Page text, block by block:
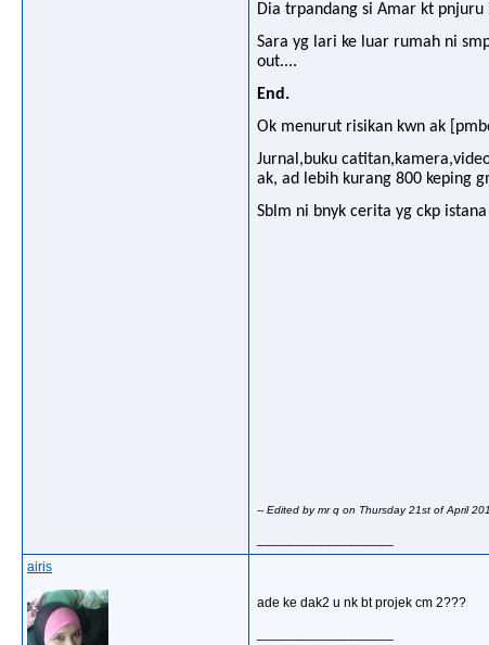
Dia trpandang si Amar kt
Sara yg lari ke luar rumah ni
out....
End.
Ok menurut risikan kwn ak
Jurnal,buku
ak, ad lebih kurang 800 keping
Sblm ni bnyk cerita yg ckp
-- Edited by mr q on Thursday 21st of April
airis
ade ke dak2 u nk bt projek cm 2???